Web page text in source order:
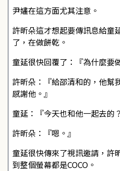
尹嫿在這方面尤其注意。
許昕朵這才想起要傳訊息給童
了，在做餅乾。
童延很快回覆了：『為什麼要
許昕朵：『給邵清和的，他幫
感謝他。』
童延：『今天也和他一起去的
許昕朵：『嗯。』
童延很快傳來了視訊邀請，許
到整個螢幕都是COCO。